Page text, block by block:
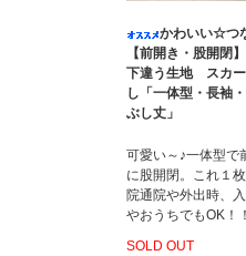
かわいい☆つ
【前開き・股開閉
下違う生地 スカ
し「一体型・長袖
ぶし丈」
可愛い～♪一体型で
に股開閉。これ１
院通院や外出時、
やおうちでもOK！
SOLD OUT